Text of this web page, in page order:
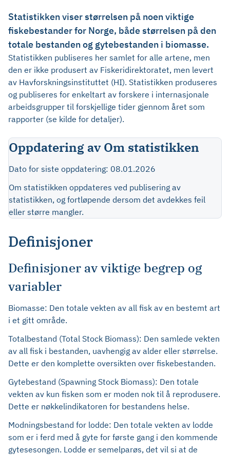
Statistikken viser størrelsen på noen viktige
fiskebestander for Norge, både størrelsen på den
totale bestanden og gytebestanden i biomasse.
Statistikken publiseres her samlet for alle artene, men
den er ikke produsert av Fiskeridirektoratet, men levert
av Havforskningsinstituttet (HI). Statistikken produseres
og publiseres for enkeltart av forskere i internasjonale
arbeidsgrupper til forskjellige tider gjennom året som
rapporter (se kilde for detaljer).
Oppdatering av Om statistikken
Dato for siste oppdatering: 08.01.2026
Om statistikken oppdateres ved publisering av
statistikken, og fortløpende dersom det avdekkes feil
eller større mangler.
Definisjoner
Definisjoner av viktige begrep og
variabler
Biomasse: Den totale vekten av all fisk av en bestemt art
i et gitt område.
Totalbestand (Total Stock Biomass): Den samlede vekten
av all fisk i bestanden, uavhengig av alder eller størrelse.
Dette er den komplette oversikten over fiskebestanden.
Gytebestand (Spawning Stock Biomass): Den totale
vekten av kun fisken som er moden nok til å reprodusere.
Dette er nøkkelindikatoren for bestandens helse.
Modningsbestand for lodde: Den totale vekten av lodde
som er i ferd med å gyte for første gang i den kommende
gytesesongen. Lodde er semelparøs, det vil si at de